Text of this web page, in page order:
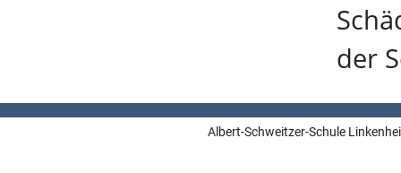
der
Albert-Schweitzer-Schule